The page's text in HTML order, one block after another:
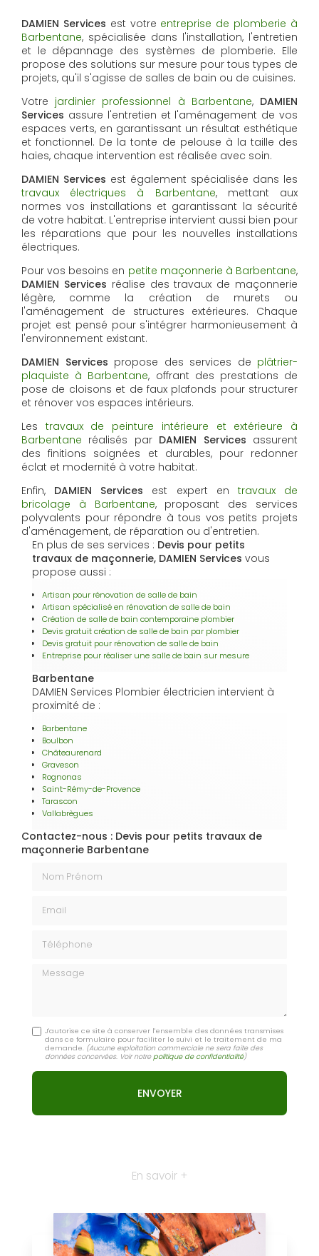
DAMIEN Services est votre entreprise de plomberie à
Barbentane, spécialisée dans l'installation, l'entretien
et le dépannage des systèmes de plomberie. Elle
propose des solutions sur mesure pour tous types de
projets, qu'il s'agisse de salles de bain ou de cuisines.
Votre jardinier professionnel à Barbentane, DAMIEN
Services assure l'entretien et l'aménagement de vos
espaces verts, en garantissant un résultat esthétique
et fonctionnel. De la tonte de pelouse à la taille des
haies, chaque intervention est réalisée avec soin.
DAMIEN Services est également spécialisée dans les
travaux électriques à Barbentane, mettant aux
normes vos installations et garantissant la sécurité
de votre habitat. L'entreprise intervient aussi bien pour
les réparations que pour les nouvelles installations
électriques.
Pour vos besoins en petite maçonnerie à Barbentane,
DAMIEN Services réalise des travaux de maçonnerie
légère, comme la création de murets ou
l'aménagement de structures extérieures. Chaque
projet est pensé pour s'intégrer harmonieusement à
l'environnement existant.
DAMIEN Services propose des services de plâtrier-
plaquiste à Barbentane, offrant des prestations de
pose de cloisons et de faux plafonds pour structurer
et rénover vos espaces intérieurs.
Les travaux de peinture intérieure et extérieure à
Barbentane réalisés par DAMIEN Services assurent
des finitions soignées et durables, pour redonner
éclat et modernité à votre habitat.
Enfin, DAMIEN Services est expert en travaux de
bricolage à Barbentane, proposant des services
polyvalents pour répondre à tous vos petits projets
d'aménagement, de réparation ou d'entretien.
En plus de ses services : Devis pour petits
travaux de maçonnerie, DAMIEN Services vous
propose aussi :
Artisan pour rénovation de salle de bain
Artisan spécialisé en rénovation de salle de bain
Création de salle de bain contemporaine plombier
Devis gratuit création de salle de bain par plombier
Devis gratuit pour rénovation de salle de bain
Entreprise pour réaliser une salle de bain sur mesure
Barbentane
DAMIEN Services Plombier électricien intervient à
proximité de :
Barbentane
Boulbon
Châteaurenard
Graveson
Rognonas
Saint-Rémy-de-Provence
Tarascon
Vallabrègues
Contactez-nous : Devis pour petits travaux de
maçonnerie Barbentane
Message
J'autorise ce site à conserver l'ensemble des données transmises
dans ce formulaire pour faciliter le suivi et le traitement de ma
demande. (Aucune exploitation commerciale ne sera faite des
données concervées. Voir notrepolitique de confidentialité)
En savoir +